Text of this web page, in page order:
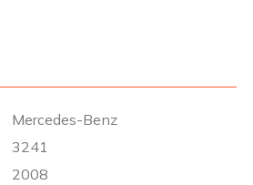
Mercedes-Benz
3241
2008